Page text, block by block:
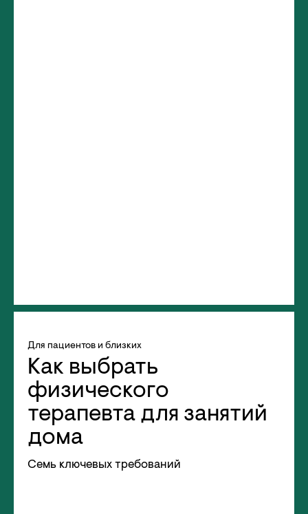
Как выбрать
физического
терапевта для занятий
дома
Для пациентов и близких
Семь ключевых требований